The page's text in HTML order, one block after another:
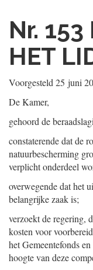
Nr. 153
HET
Voorgesteld 25 juni
De Kamer,
gehoord de
constaterende dat de
natuurbescherming
verplicht onderdeel
overwegende dat het
belangrijke zaak is;
verzoekt de regering,
kosten voor
het Gemeentefonds
hoogte van deze